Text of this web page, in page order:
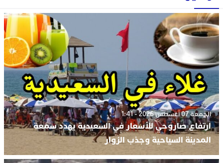
الجمعة 07 أغسطس 2026 - 1:41
ارتفاع صاروحي للأسعار في السعيدية يهدد سمعة
المدينة السياحية وجذب الزوار